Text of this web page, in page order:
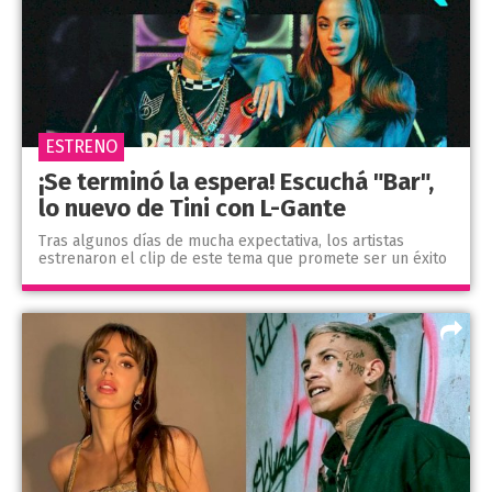
¡Se terminó la espera! Escuchá "Bar",
lo nuevo de Tini con L-Gante
Tras algunos días de mucha expectativa, los artistas
estrenaron el clip de este tema que promete ser un éxito
ESTRENO